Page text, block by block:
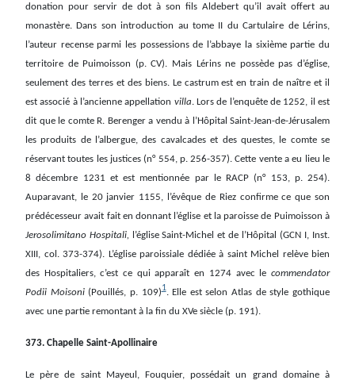
donation pour servir de dot à son fils Aldebert qu’il avait offert au
monastère. Dans son introduction au tome II du Cartulaire de Lérins,
l’auteur recense parmi les possessions de l’abbaye la sixième partie du
territoire de Puimoisson (p. CV). Mais Lérins ne possède pas d’église,
seulement des terres et des biens. Le castrum est en train de naître et il
est associé à l’ancienne appellation villa. Lors de l’enquête de 1252, il est
dit que le comte R. Berenger a vendu à l’Hôpital Saint-Jean-de-Jérusalem
les produits de l’albergue, des cavalcades et des questes, le comte se
réservant toutes les justices (n° 554, p. 256-357). Cette vente a eu lieu le
8 décembre 1231 et est mentionnée par le RACP (n° 153, p. 254).
Auparavant, le 20 janvier 1155, l’évêque de Riez confirme ce que son
prédécesseur avait fait en donnant l’église et la paroisse de Puimoisson à
Jerosolimitano Hospitali,
l’église Saint-Michel et de l’Hôpital
(GCN I, Inst.
XIII, col. 373-374). L’église paroissiale dédiée à saint Michel relève bien
des Hospitaliers, c’est ce qui apparaît en 1274 avec le commendator
Podii Moisoni (Pouillés, p. 109)1. Elle est selon Atlas de style gothique
avec une partie remontant à la fin du XVe siècle (p. 191).
373. Chapelle Saint-Apollinaire
Le père de saint Mayeul, Fouquier, possédait un grand domaine à